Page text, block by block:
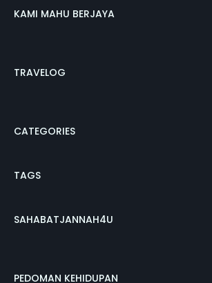
KAMI MAHU BERJAYA
TRAVELOG
CATEGORIES
TAGS
SAHABATJANNAH4U
PEDOMAN KEHIDUPAN